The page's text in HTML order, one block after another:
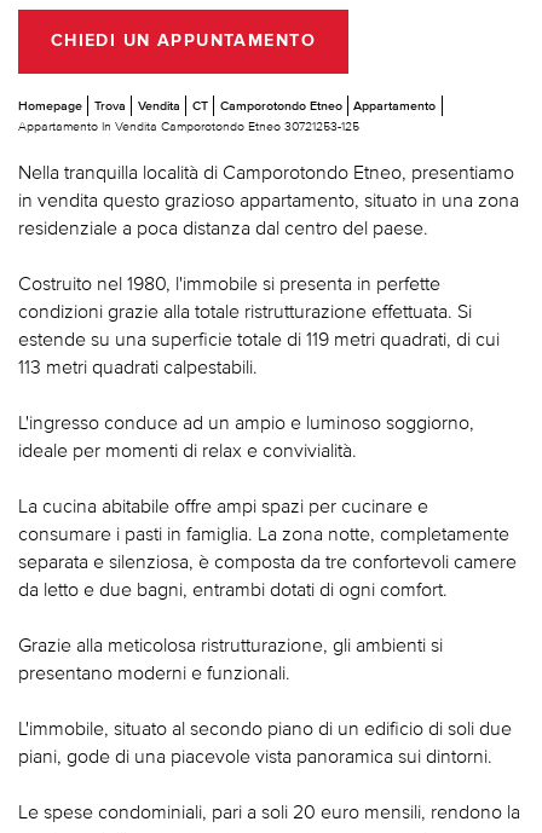
CHIEDI UN APPUNTAMENTO
Homepage Trova Vendita CT Camporotondo Etneo
Appartamento
Appartamento In Vendita Camporotondo Etneo 30721253-125
Nella tranquilla località di Camporotondo Etneo, presentiamo
in vendita questo grazioso appartamento, situato in una zona
residenziale a poca distanza dal centro del paese.
Costruito nel 1980, l'immobile si presenta in perfette
condizioni grazie alla totale ristrutturazione effettuata. Si
estende su una superficie totale di 119 metri quadrati, di cui
113 metri quadrati calpestabili.
L'ingresso conduce ad un ampio e luminoso soggiorno,
ideale per momenti di relax e convivialità.
La cucina abitabile offre ampi spazi per cucinare e
consumare i pasti in famiglia. La zona notte, completamente
separata e silenziosa, è composta da tre confortevoli camere
da letto e due bagni, entrambi dotati di ogni comfort.
Grazie alla meticolosa ristrutturazione, gli ambienti si
presentano moderni e funzionali.
L'immobile, situato al secondo piano di un edificio di soli due
piani, gode di una piacevole vista panoramica sui dintorni.
Le spese condominiali, pari a soli 20 euro mensili, rendono la